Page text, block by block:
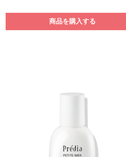
商品を購入する